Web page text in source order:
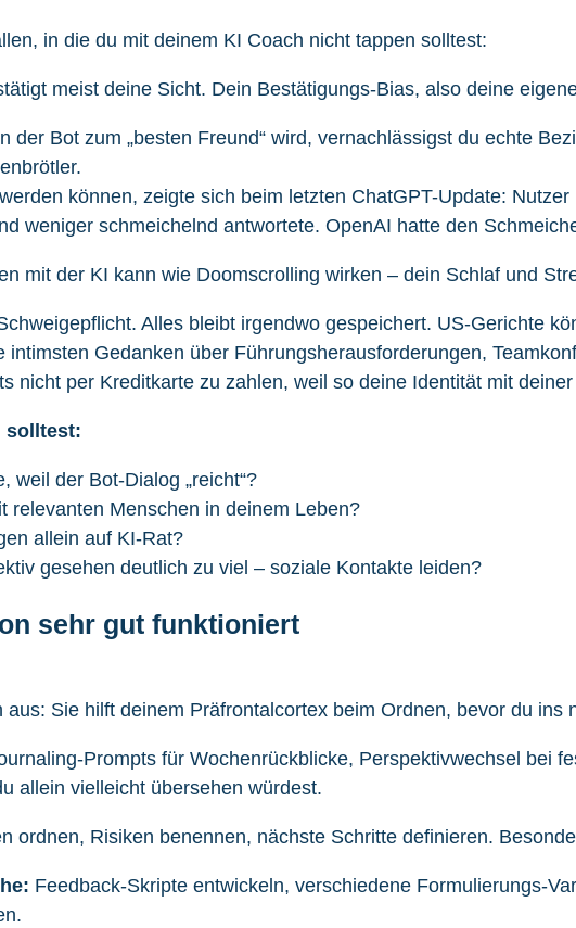
in die du mit deinem KI Coach nicht tappen solltest:
meist deine Sicht. Dein Bestätigungs-Bias, also deine
der Bot zum „besten Freund“ wird, vernachlässigst du echte
können, zeigte sich beim letzten ChatGPT-Update:
weniger schmeichelnd antwortete. OpenAI hatte den
mit der KI kann wie Doomscrolling wirken – dein Schlaf und
Alles bleibt irgendwo gespeichert. US-Gerichte
intimsten Gedanken über Führungsherausforderungen,
nicht per Kreditkarte zu zahlen, weil so deine Identität mit
solltest:
weil der Bot-Dialog „reicht“?
relevanten Menschen in deinem Leben?
allein auf KI-Rat?
gesehen deutlich zu viel – soziale Kontakte leiden?
sehr gut funktioniert
Sie hilft deinem Präfrontalcortex beim Ordnen, bevor du
Prompts für Wochenrückblicke, Perspektivwechsel bei
allein vielleicht übersehen würdest.
ordnen, Risiken benennen, nächste Schritte definieren.
Feedback-Skripte entwickeln, verschiedene Formulierungs-